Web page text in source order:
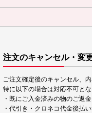
注文のキャンセル・変
ご注文確定後のキャンセル、
特に以下の場合は対応不可と
・既にご入金済みの物のご返
・代引き・クロネコ代金後払